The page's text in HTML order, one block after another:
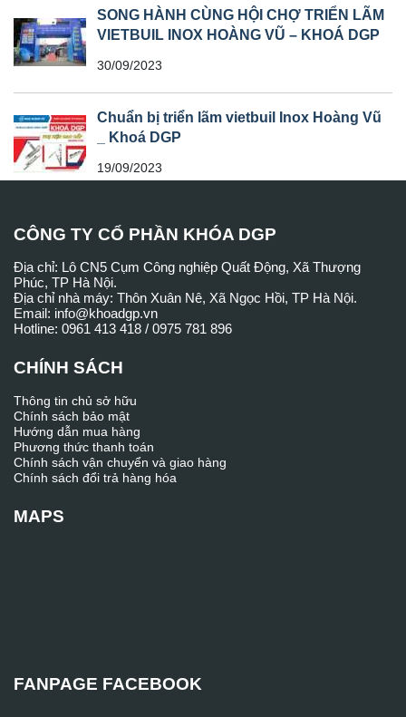
SONG HÀNH CÙNG HỘI CHỢ TRIỂN LÃM
VIETBUIL INOX HOÀNG VŨ – KHOÁ DGP
30/09/2023
Chuẩn bị triển lãm vietbuil Inox Hoàng Vũ
_ Khoá DGP
19/09/2023
CÔNG TY CỔ PHẦN KHÓA DGP
Địa chỉ: Lô CN5 Cụm Công nghiệp Quất Động, Xã Thượng
Phúc, TP Hà Nội.
Địa chỉ nhà máy: Thôn Xuân Nê, Xã Ngọc Hồi, TP Hà Nội.
Email: info@khoadgp.vn
Hotline: 0961 413 418 / 0975 781 896
CHÍNH SÁCH
Thông tin chủ sở hữu
Chính sách bảo mật
Hướng dẫn mua hàng
Phương thức thanh toán
Chính sách vận chuyển và giao hàng
Chính sách đổi trả hàng hóa
MAPS
FANPAGE FACEBOOK